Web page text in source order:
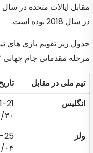
در سال 2018 بوده است.
جدول زیر تقویم بازی های
مرحله مقدماتی جام جهانی ۲۰۲۲ قطر را نشان می‌دهد.
تیم ملی در مقابل
انگلیس
ولز